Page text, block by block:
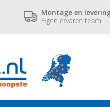
Montage en
Eigen ervaren team